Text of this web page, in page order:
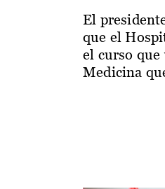
El
que el
el curso que
Medicina